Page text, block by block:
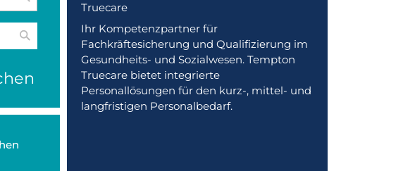
Truecare
Ihr Kompetenzpartner für
Fachkräftesicherung und Qualifizierung im
Gesundheits- und Sozialwesen. Tempton
Truecare bietet integrierte
Personallösungen für den kurz-, mittel- und
langfristigen Personalbedarf.